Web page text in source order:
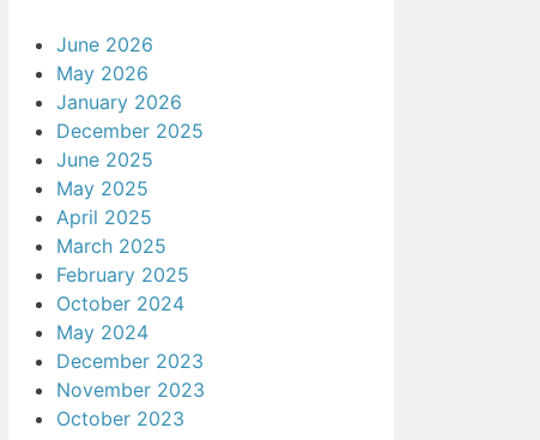
June 2026
May 2026
January 2026
December 2025
June 2025
May 2025
April 2025
March 2025
February 2025
October 2024
May 2024
December 2023
November 2023
October 2023